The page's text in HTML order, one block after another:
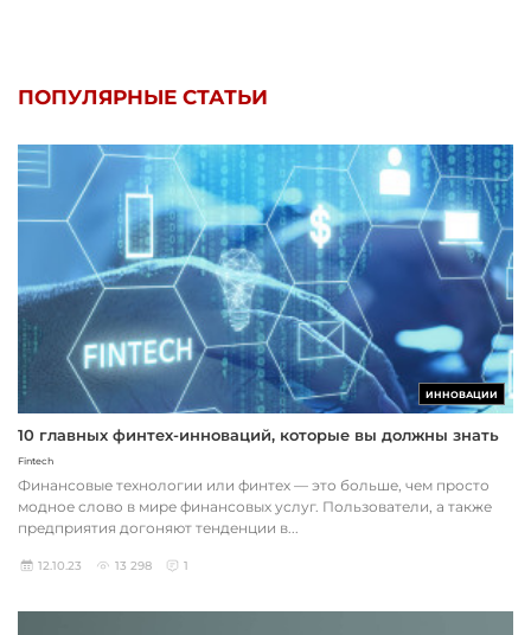
ПОПУЛЯРНЫЕ СТАТЬИ
ИННОВАЦИИ
10 главных финтех-инноваций, которые вы должны знать
Fintech
Финансовые технологии или финтех — это больше, чем просто
модное слово в мире финансовых услуг. Пользователи, а также
предприятия догоняют тенденции в...
12.10.23 13 298 1